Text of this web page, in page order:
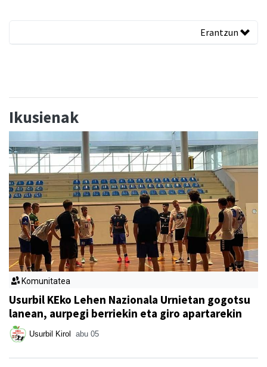
Erantzun
Ikusienak
Komunitatea
Usurbil KEko Lehen Nazionala Urnietan gogotsu
lanean, aurpegi berriekin eta giro apartarekin
Usurbil Kirol abu 05